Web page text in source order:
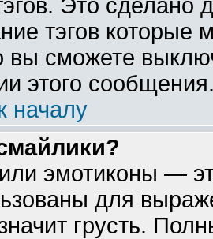
Это сделано
тэгов
вы сможете
этого
началу
эмотиконы —
для
грусть.